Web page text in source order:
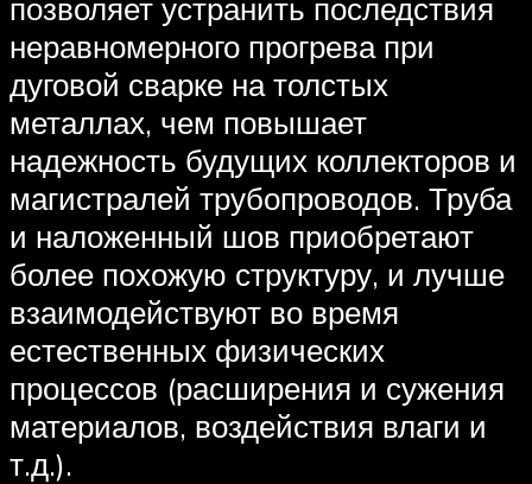
позволяет устранить последствия
неравномерного прогрева при
дуговой сварке на толстых
металлах, чем повышает
надежность будущих коллекторов и
магистралей трубопроводов. Труба
и наложенный шов приобретают
более похожую структуру, и лучше
взаимодействуют во время
естественных физических
процессов (расширения и сужения
материалов, воздействия влаги и
т.д.).